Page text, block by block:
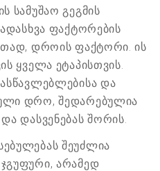
სამუშაო გეგმის
ფაქტორების
დროის ფაქტორი. ის
ყველა ეტაპისთვის.
და
დრო, შედარებულია
დასვენებას შორის.
შეუძლია
არამედ